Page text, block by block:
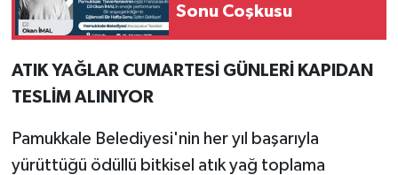
Sonu Coşkusu
ATIK YAĞLAR CUMARTESİ GÜNLERİ KAPIDAN
TESLİM ALINIYOR
Pamukkale Belediyesi'nin her yıl başarıyla
yürüttüğü ödüllü bitkisel atık yağ toplama